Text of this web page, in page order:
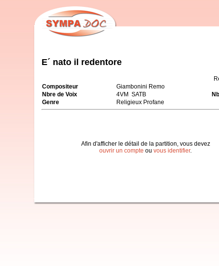
E´ nato il redentore
Compositeur
Giambonini Remo
Nbre de Voix
4VM SATB
Genre
Religieux Profane
Afin d'afficher le détail de la partition, vous devez
ouvrir un compte ou vous identifier.